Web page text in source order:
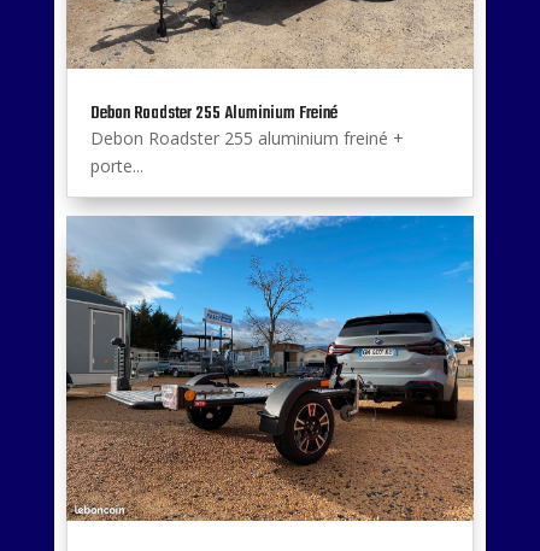
Debon Roadster 255 Aluminium Freiné
Debon Roadster 255 aluminium freiné +
porte...